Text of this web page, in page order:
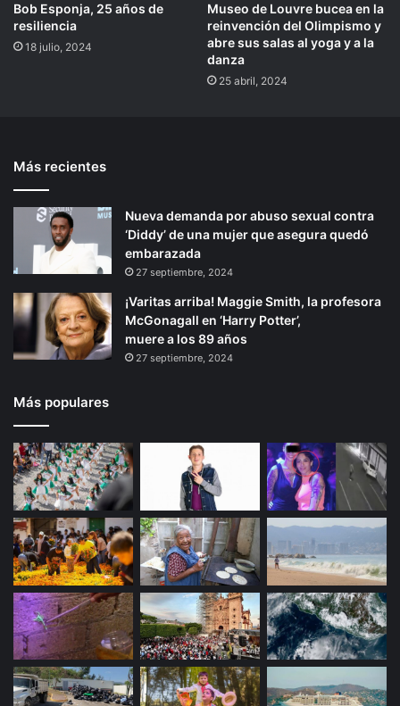
Bob Esponja, 25 años de
resiliencia
18 julio, 2024
Museo de Louvre bucea en la
reinvención del Olimpismo y
abre sus salas al yoga y a la
danza
25 abril, 2024
Más recientes
Nueva demanda por abuso sexual contra
‘Diddy’ de una mujer que asegura quedó
embarazada
27 septiembre, 2024
¡Varitas arriba! Maggie Smith, la profesora
McGonagall en ‘Harry Potter’,
muere a los 89 años
27 septiembre, 2024
Más populares